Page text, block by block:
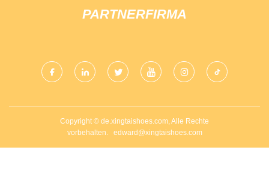
PARTNERFIRMA
Copyright © de.xingtaishoes.com, Alle Rechte
vorbehalten. edward@xingtaishoes.com